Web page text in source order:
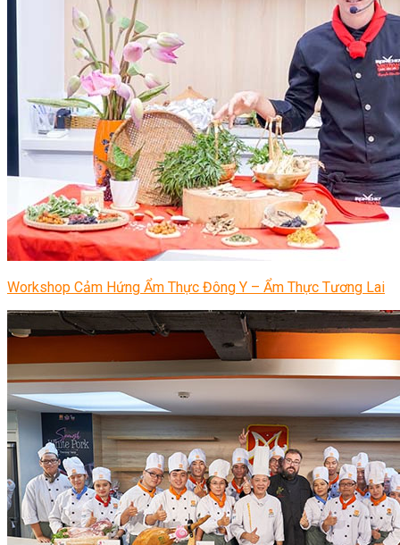
Workshop Cảm Hứng Ẩm Thực Đông Y – Ẩm Thực Tương Lai